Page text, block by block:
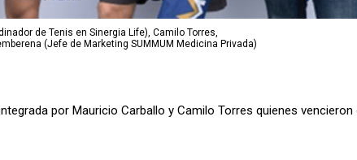
de Tenis en Sinergia Life), Camilo Torres,
(Jefe de Marketing SUMMUM Medicina Privada)
por Mauricio Carballo y Camilo Torres quienes vencieron